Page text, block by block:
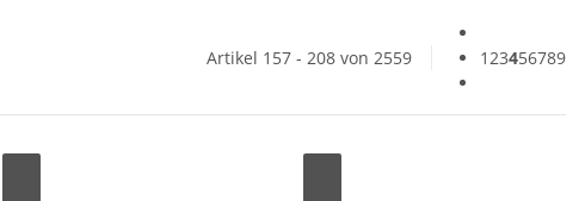
Artikel 157 - 208 von 2559 123456789